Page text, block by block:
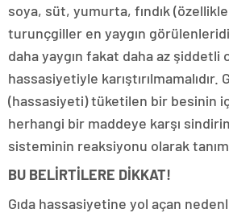
soya, süt, yumurta, fındık (özellikle
turunçgiller en yaygın
daha yaygın fakat daha az şiddetli
hassasiyetiyle karıştırılmamalıdır.
(hassasiyeti) tüketilen bir besinin
herhangi bir maddeye karşı
sisteminin reaksiyonu olarak
BU BELİRTİLERE DİKKAT!
Gıda hassasiyetine yol açan